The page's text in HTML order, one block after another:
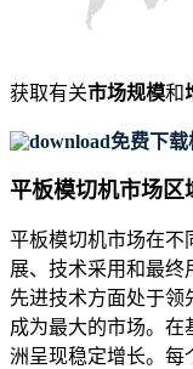
获取有关市场规模和
免费下载
平板模切机市场区
平板模切机市场在不
展、技术采用和最终
先进技术方面处于领
成为最大的市场。在
洲呈现稳定增长。每